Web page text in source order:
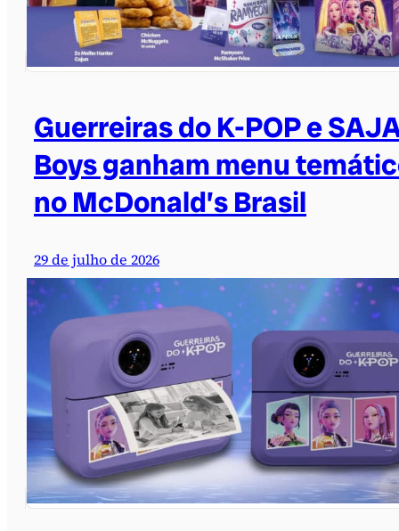
Guerreiras do K-POP e
Boys ganham menu
no McDonald’s Brasil
29 de julho de 2026